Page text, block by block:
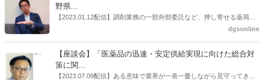
野県...
【2023.01.12配信】調剤業務の一部外部委託など、押し寄せる薬局業
界への規制改革の波。この規制改革の波を薬局業界はどう受け止めた
はないだろうか。本紙ではこうした問題について、厚労省「薬局薬剤
師の業務及び薬局の機能に関するワーキンググループ」に参考人とし
ても出席していたイイジマ薬局（長野県上田市）開設者である飯島裕
dgsonline
【座談会】「医薬品の迅速・安定供給実現に向けた総合対
策に関...
【2023.07.09配信】ある意味で業界が一喜一憂しながら見守ってきた